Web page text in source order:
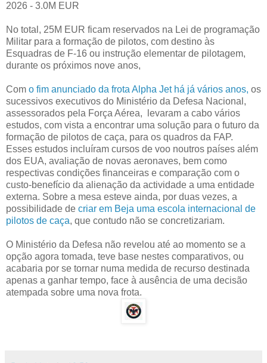
2026 - 3.0M EUR
No total, 25M EUR ficam reservados na Lei de programação
Militar para a formação de pilotos, com destino às
Esquadras de F-16 ou instrução elementar de pilotagem,
durante os próximos nove anos,
Com o fim anunciado da frota Alpha Jet há já vários anos, os
sucessivos executivos do Ministério da Defesa Nacional,
assessorados pela Força Aérea, levaram a cabo vários
estudos, com vista a encontrar uma solução para o futuro da
formação de pilotos de caça, para os quadros da FAP.
Esses estudos incluíram cursos de voo noutros países além
dos EUA, avaliação de novas aeronaves, bem como
respectivas condições financeiras e comparação com o
custo-benefício da alienação da actividade a uma entidade
externa. Sobre a mesa esteve ainda, por duas vezes, a
possibilidade de criar em Beja uma escola internacional de
pilotos de caça, que contudo não se concretizariam.
O Ministério da Defesa não revelou até ao momento se a
opção agora tomada, teve base nestes comparativos, ou
acabaria por se tornar numa medida de recurso destinada
apenas a ganhar tempo, face à ausência de uma decisão
atempada sobre uma nova frota.